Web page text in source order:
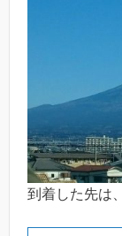
到着した先は、